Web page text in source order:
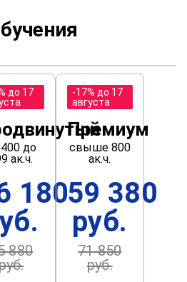
до 17
до
ак.ч.
180
880
-17% до 17
августа
Премиум
свыше 800
ак.ч.
59 380
руб.
71 850
руб.